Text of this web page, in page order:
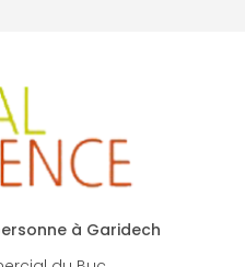
à Garidech